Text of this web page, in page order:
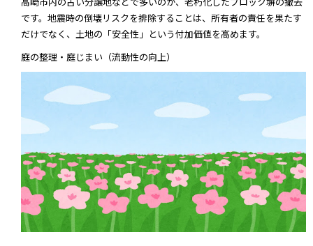
です。地震時の倒壊リスクを排除することは、所有者の責任を果たす
だけでなく、土地の「安全性」という付加価値を高めます。
庭の整理・庭じまい（流動性の向上）